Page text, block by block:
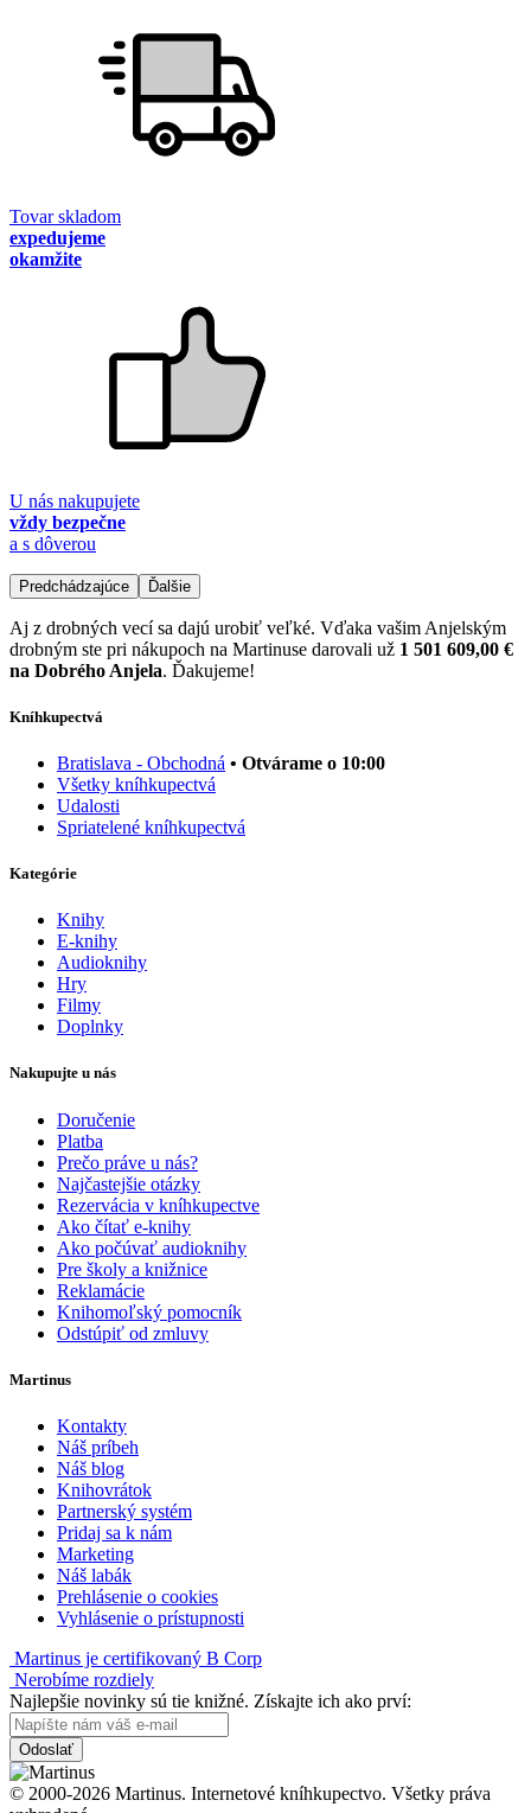
Tovar skladom
expedujeme
okamžite
U nás nakupujete
vždy bezpečne
a s dôverou
Predchádzajúce Ďalšie
Aj z drobných vecí sa dajú urobiť veľké. Vďaka vašim Anjelským
drobným ste pri nákupoch na Martinuse darovali už 1 501 609,00 €
na Dobrého Anjela. Ďakujeme!
Kníhkupectvá
Bratislava - Obchodná • Otvárame o 10:00
Všetky kníhkupectvá
Udalosti
Spriatelené kníhkupectvá
Kategórie
Knihy
E-knihy
Audioknihy
Hry
Filmy
Doplnky
Nakupujte u nás
Doručenie
Platba
Prečo práve u nás?
Najčastejšie otázky
Rezervácia v kníhkupectve
Ako čítať e-knihy
Ako počúvať audioknihy
Pre školy a knižnice
Reklamácie
Knihomoľský pomocník
Odstúpiť od zmluvy
Martinus
Kontakty
Náš príbeh
Náš blog
Knihovrátok
Partnerský systém
Pridaj sa k nám
Marketing
Náš labák
Prehlásenie o cookies
Vyhlásenie o prístupnosti
Martinus je certifikovaný B Corp
Nerobíme rozdiely
Najlepšie novinky sú tie knižné. Získajte ich ako prví:
Odoslať
© 2000-2026 Martinus. Internetové kníhkupectvo. Všetky práva